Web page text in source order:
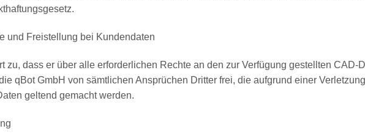
und Freistellung bei Kundendaten
zu, dass er über alle erforderlichen Rechte an den zur Verfügung gestellten CAD-
qBot GmbH von sämtlichen Ansprüchen Dritter frei, die aufgrund einer
geltend gemacht werden.